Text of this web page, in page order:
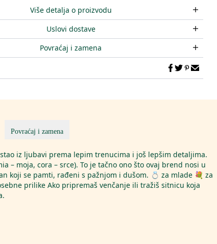
Više detalja o proizvodu
Uslovi dostave
Povraćaj i zamena
Povraćaj i zamena
iz ljubavi prema lepim trenucima i još lepšim detaljima.
– moja, cora – srce). To je tačno ono što ovaj brend nosi u
koji se pamti, rađeni s pažnjom i dušom. 💍 za mlade 💐 za
prilike Ako pripremaš venčanje ili tražiš sitnicu koja